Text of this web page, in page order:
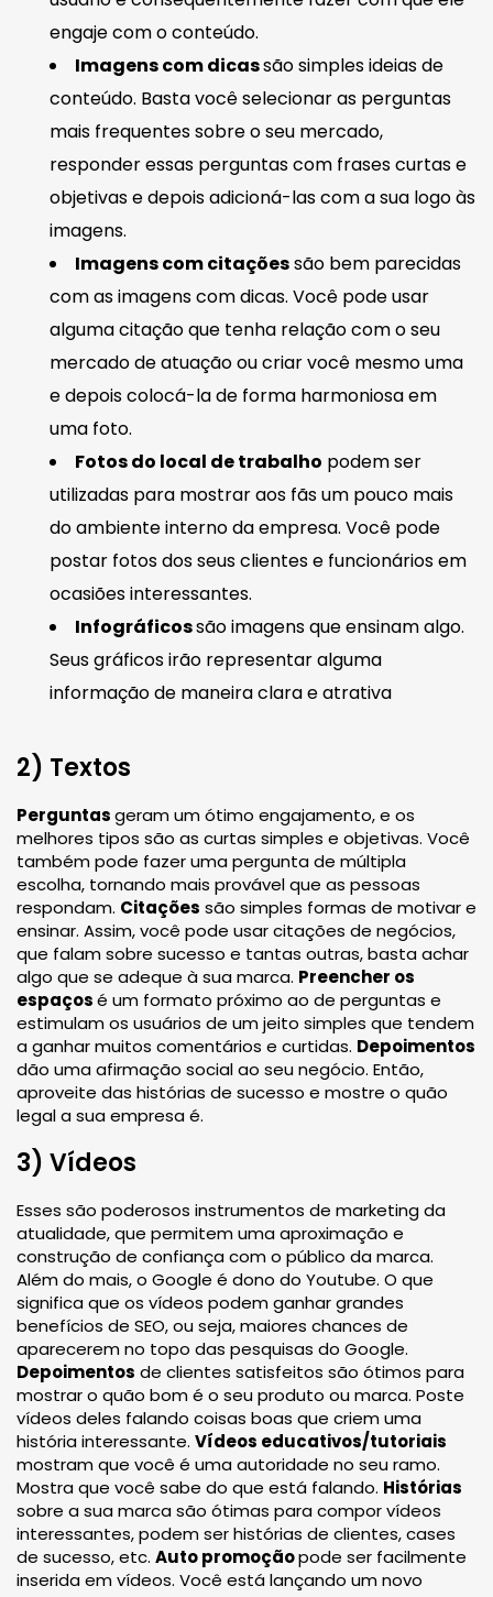
engaje com o conteúdo.
Imagens com dicassão simples ideias de
conteúdo. Basta você selecionar as perguntas
mais frequentes sobre o seu mercado,
responder essas perguntas com frases curtas e
objetivas e depois adicioná-las com a sua logo às
imagens.
Imagens com citaçõessão bem parecidas
com as imagens com dicas. Você pode usar
alguma citação que tenha relação com o seu
mercado de atuação ou criar você mesmo uma
e depois colocá-la de forma harmoniosa em
uma foto.
Fotos do local de trabalho podem ser
utilizadas para mostrar aos fãs um pouco mais
do ambiente interno da empresa. Você pode
postar fotos dos seus clientes e funcionários em
ocasiões interessantes.
Infográficossão imagens que ensinam algo.
Seus gráficos irão representar alguma
informação de maneira clara e atrativa
2) Textos
Perguntasgeram um ótimo engajamento, e os
melhores tipos são as curtas simples e objetivas. Você
também pode fazer uma pergunta de múltipla
escolha, tornando mais provável que as pessoas
respondam. Citações são simples formas de motivar e
ensinar. Assim, você pode usar citações de negócios,
que falam sobre sucesso e tantas outras, basta achar
algo que se adeque à sua marca. Preencher os
espaçosé um formato próximo ao de perguntas e
estimulam os usuários de um jeito simples que tendem
a ganhar muitos comentários e curtidas. Depoimentos
dão uma afirmação social ao seu negócio. Então,
aproveite das histórias de sucesso e mostre o quão
legal a sua empresa é.
3) Vídeos
Esses são poderosos instrumentos de marketing da
atualidade, que permitem uma aproximação e
construção de confiança com o público da marca.
Além do mais, o Google é dono do Youtube. O que
significa que os vídeos podem ganhar grandes
benefícios de SEO, ou seja, maiores chances de
aparecerem no topo das pesquisas do Google.
Depoimentos de clientes satisfeitos são ótimos para
mostrar o quão bom é o seu produto ou marca. Poste
vídeos deles falando coisas boas que criem uma
história interessante. Vídeos educativos/tutoriais
mostram que você é uma autoridade no seu ramo.
Mostra que você sabe do que está falando. Histórias
sobre a sua marca são ótimas para compor vídeos
interessantes, podem ser histórias de clientes, cases
de sucesso, etc. Auto promoçãopode ser facilmente
inserida em vídeos. Você está lançando um novo